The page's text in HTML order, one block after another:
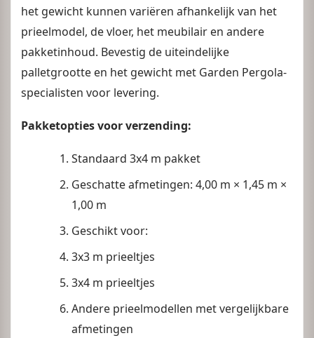
het gewicht kunnen variëren afhankelijk van het
prieelmodel, de vloer, het meubilair en andere
pakketinhoud. Bevestig de uiteindelijke
palletgrootte en het gewicht met Garden Pergola-
specialisten voor levering.
Pakketopties voor verzending:
Standaard 3x4 m pakket
Geschatte afmetingen: 4,00 m × 1,45 m ×
1,00 m
Geschikt voor:
3x3 m prieeltjes
3x4 m prieeltjes
Andere prieelmodellen met vergelijkbare
afmetingen